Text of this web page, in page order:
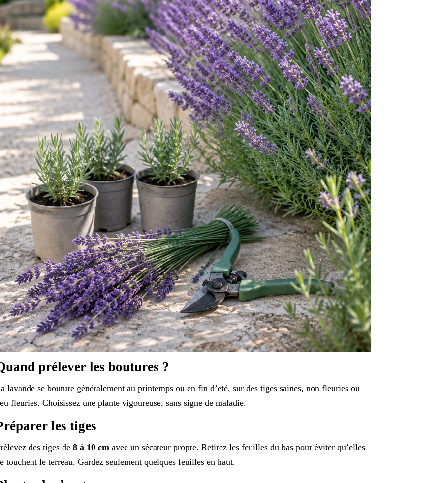
prélever les boutures ?
lavande se bouture généralement au printemps ou en fin d’été, sur des tiges saines, non fleuries ou
fleuries. Choisissez une plante vigoureuse, sans signe de maladie.
les tiges
des tiges de 8 à 10 cm avec un sécateur propre. Retirez les feuilles du bas pour éviter qu’elles
touchent le terreau. Gardez seulement quelques feuilles en haut.